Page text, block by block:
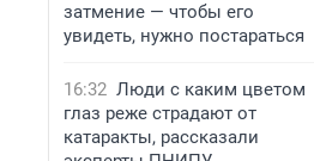
затмение — чтобы его
увидеть, нужно постараться
16:32 Люди с каким цветом
глаз реже страдают от
катаракты, рассказали